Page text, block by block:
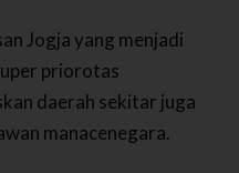
Jogja yang menjadi
priorotas
daerah sekitar juga
manacenegara.